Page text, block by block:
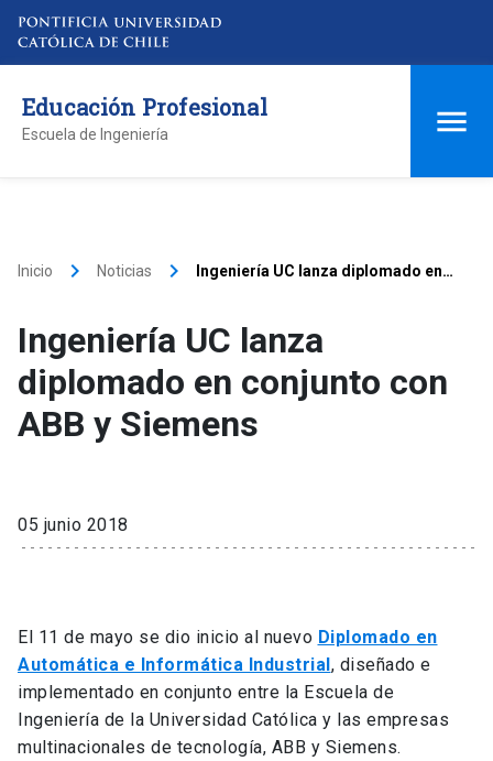
Educación Profesional
Escuela de Ingeniería
Inicio keyboard_arrow_right Noticias keyboard_arrow_right
Ingeniería UC lanza diplomado en
Ingeniería UC lanza
diplomado en conjunto con
ABB y Siemens
05 junio 2018
El 11 de mayo se dio inicio al nuevo Diplomado en
Automática e Informática Industrial, diseñado e
implementado en conjunto entre la Escuela de
Ingeniería de la Universidad Católica y las empresas
multinacionales de tecnología, ABB y Siemens.